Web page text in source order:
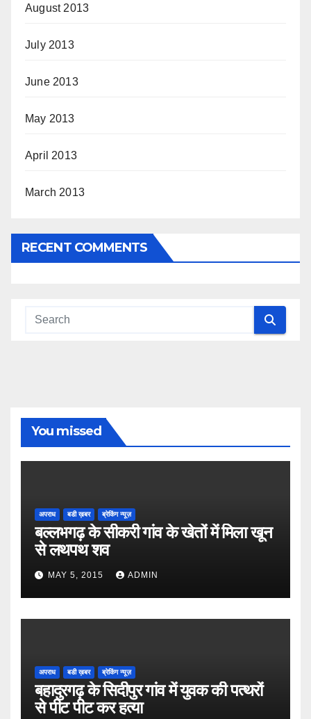
August 2013
July 2013
June 2013
May 2013
April 2013
March 2013
RECENT COMMENTS
You missed
अपराध बडी ख़बर ब्रेकिंग न्यूज़
बल्लभगढ़ के सीकरी गांव के खेतों में मिला खून
से लथपथ शव
MAY 5, 2015 ADMIN
अपराध बडी ख़बर ब्रेकिंग न्यूज़
बहादुरगढ़ के सिदीपुर गांव में युवक की पत्थरों
से पीट पीट कर हत्या